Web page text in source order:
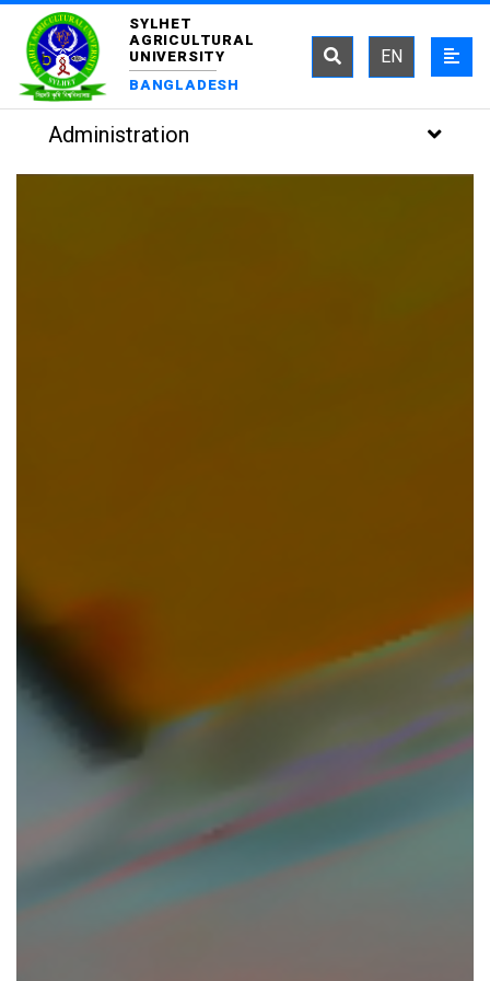
SYLHET
AGRICULTURAL
UNIVERSITY
BANGLADESH
EN
Administration